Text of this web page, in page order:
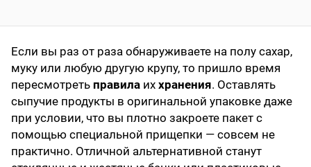
Если вы раз от раза обнаруживаете на полу сахар,
муку или любую другую крупу, то пришло время
пересмотреть правила их хранения. Оставлять
сыпучие продукты в оригинальной упаковке даже
при условии, что вы плотно закроете пакет с
помощью специальной прищепки — совсем не
практично. Отличной альтернативной станут